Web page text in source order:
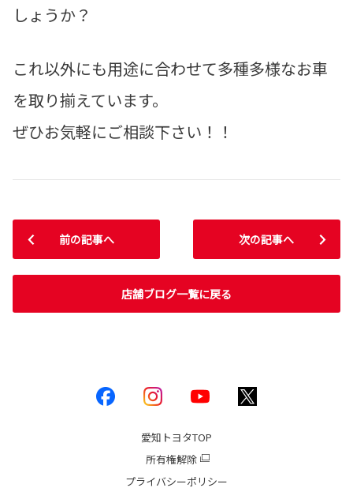
しょうか？
これ以外にも用途に合わせて多種多様なお車
を取り揃えています。
ぜひお気軽にご相談下さい！！
前の記事へ
店舗ブログ一覧に戻る
次の記事へ
愛知トヨタTOP
所有権解除
プライバシーポリシー